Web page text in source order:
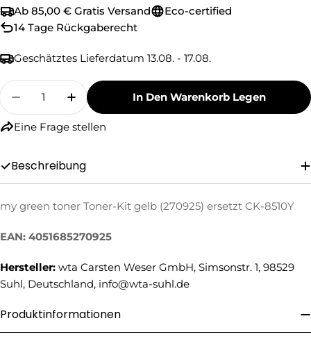
Ab 85,00 € Gratis Versand
Eco-certified
14 Tage Rückgaberecht
Geschätztes Lieferdatum 13.08. - 17.08.
Menge
Menge Für My Green Toner Toner-Kit Gelb
Menge Für My Green Toner Toner-
In Den Warenkorb Legen
Eine Frage stellen
Name
Ihre
Mail
Beschreibung
my green toner Toner-Kit gelb (270925) ersetzt CK-8510Y
EAN: 4051685270925
Hersteller: wta Carsten Weser GmbH, Simsonstr. 1, 98529
Suhl, Deutschland, info@wta-suhl.de
Produktinformationen